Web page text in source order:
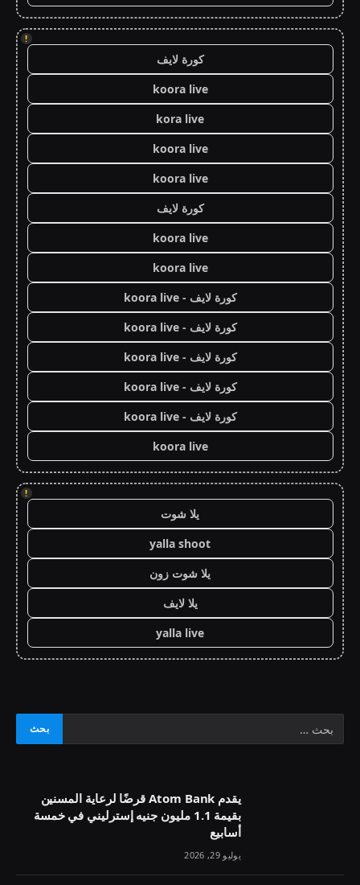
!
كورة لايف
koora live
kora live
koora live
koora live
كورة لايف
koora live
koora live
كورة لايف - koora live
كورة لايف - koora live
كورة لايف - koora live
كورة لايف - koora live
كورة لايف - koora live
koora live
!
يلا شوت
yalla shoot
يلا شوت زون
يلا لايف
yalla live
يقدم Atom Bank قرضًا لرعاية المسنين
بقيمة 1.1 مليون جنيه إسترليني في خمسة
أسابيع
يوليو 29, 2026